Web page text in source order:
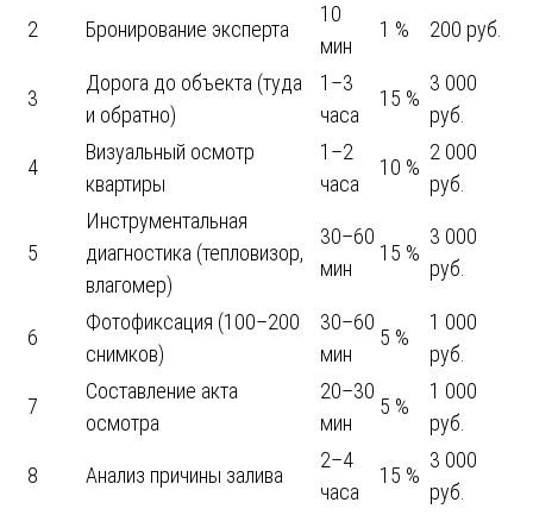
2 Бронирование эксперта
10
мин
1 % 200 руб.
3
Дорога до объекта (туда
и обратно)
1–3
часа
15 %
3 000
руб.
4
Визуальный осмотр
квартиры
1–2
часа
10 %
2 000
руб.
5
Инструментальная
диагностика (тепловизор,
влагомер)
30–60
мин
15 %
3 000
руб.
6
Фотофиксация (100–200
снимков)
30–60
мин
5 %
1 000
руб.
7
Составление акта
осмотра
20–30
мин
5 %
1 000
руб.
8 Анализ причины залива
2–4
часа
15 %
3 000
руб.